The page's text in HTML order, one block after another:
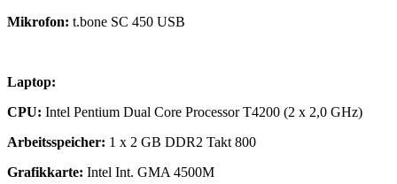
Mikrofon: t.bone SC 450 USB
Laptop:
CPU: Intel Pentium Dual Core Processor T4200 (2 x 2,0 GHz)
Arbeitsspeicher: 1 x 2 GB DDR2 Takt 800
Grafikkarte: Intel Int. GMA 4500M